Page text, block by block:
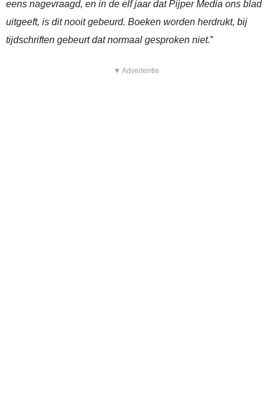
eens nagevraagd, en in de elf jaar dat Pijper Media ons blad
uitgeeft, is dit nooit gebeurd. Boeken worden herdrukt, bij
tijdschriften gebeurt dat normaal gesproken niet.”
▼ Advertentie